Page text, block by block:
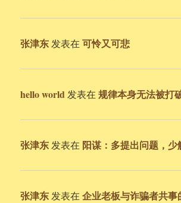
张津东 发表在可怜又可悲
hello world 发表在规律本身无法被打
张津东 发表在 阳谋：多提出问题，少
张津东 发表在企业老板与诈骗者共事